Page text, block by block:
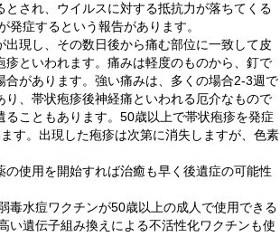
され、ウイルスに対する抵抗力が落ちてくる
症するという報告があります。
現し、その数日後から痛む部位に一致して皮
といわれます。痛みは軽度のものから、釘で
があります。強い痛みは、多くの場合2-3週で
、帯状疱疹後神経痛といわれる厄介なもので
こともあります。50歳以上で帯状疱疹を発症
す。出現した疱疹は次第に消失しますが、色素
使用を開始すれば治癒も早く後遺症の可能性
毒水痘ワクチンが50歳以上の成人で使用できる
い遺伝子組み換えによる不活性化ワクチンも使